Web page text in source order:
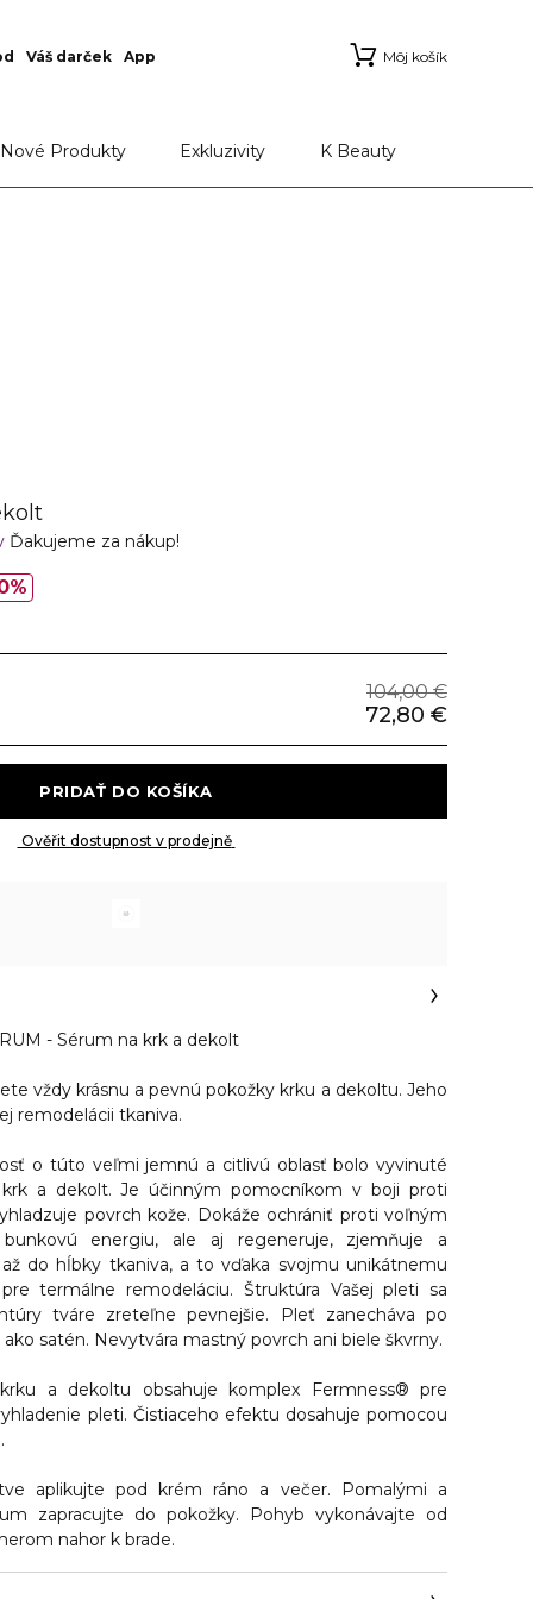
Váš darček App Môj košík
Nové Produkty Exkluzivity K Beauty
Ďakujeme za nákup!
104,00 €
72,80 €
Ověřit dostupnost v prodejně
- Sérum na krk a dekolt
vždy krásnu a pevnú pokožky krku a dekoltu. Jeho
remodelácii tkaniva.
o túto veľmi jemnú a citlivú oblasť bolo vyvinuté
a dekolt. Je účinným pomocníkom v boji proti
povrch kože. Dokáže ochrániť proti voľným
bunkovú energiu, ale aj regeneruje, zjemňuje a
do hĺbky tkaniva, a to vďaka svojmu unikátnemu
termálne remodeláciu. Štruktúra Vašej pleti sa
tváre zreteľne pevnejšie. Pleť zanecháva po
satén. Nevytvára mastný povrch ani biele škvrny.
a dekoltu obsahuje komplex Fermness® pre
pleti. Čistiaceho efektu dosahuje pomocou
aplikujte pod krém ráno a večer. Pomalými a
zapracujte do pokožky. Pohyb vykonávajte od
nahor k brade.